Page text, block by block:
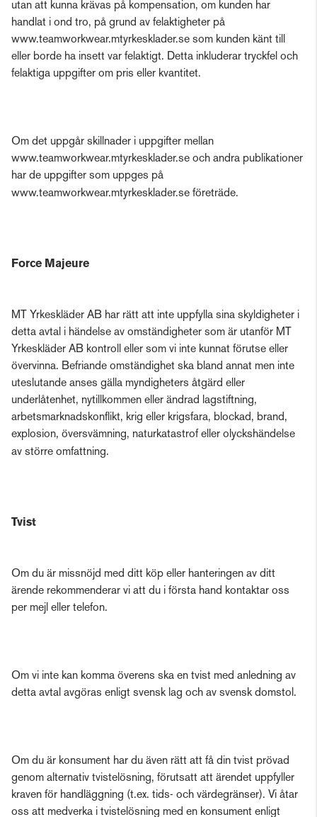
utan att kunna krävas på kompensation, om kunden har
handlat i ond tro, på grund av felaktigheter på
www.teamworkwear.mtyrkesklader.se som kunden känt till
eller borde ha insett var felaktigt. Detta inkluderar tryckfel och
felaktiga uppgifter om pris eller kvantitet.
Om det uppgår skillnader i uppgifter mellan
www.teamworkwear.mtyrkesklader.se och andra publikationer
har de uppgifter som uppges på
www.teamworkwear.mtyrkesklader.se företräde.
Force Majeure
MT Yrkeskläder AB har rätt att inte uppfylla sina skyldigheter i
detta avtal i händelse av omständigheter som är utanför MT
Yrkeskläder AB kontroll eller som vi inte kunnat förutse eller
övervinna. Befriande omständighet ska bland annat men inte
uteslutande anses gälla myndigheters åtgärd eller
underlåtenhet, nytillkommen eller ändrad lagstiftning,
arbetsmarknadskonflikt, krig eller krigsfara, blockad, brand,
explosion, översvämning, naturkatastrof eller olyckshändelse
av större omfattning.
Tvist
Om du är missnöjd med ditt köp eller hanteringen av ditt
ärende rekommenderar vi att du i första hand kontaktar oss
per mejl eller telefon.
Om vi inte kan komma överens ska en tvist med anledning av
detta avtal avgöras enligt svensk lag och av svensk domstol.
Om du är konsument har du även rätt att få din tvist prövad
genom alternativ tvistelösning, förutsatt att ärendet uppfyller
kraven för handläggning (t.ex. tids- och värdegränser). Vi åtar
oss att medverka i tvistelösning med en konsument enligt